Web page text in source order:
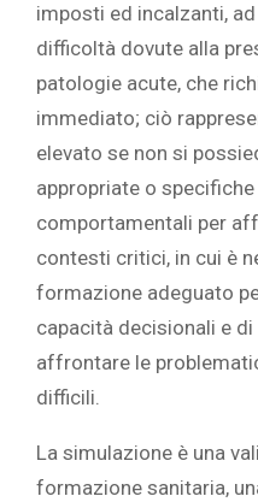
imposti ed incalzanti,
difficoltà dovute alla
patologie acute, che
immediato; ciò
elevato se non si
appropriate o
comportamentali per
contesti critici, in cui è
formazione adeguato
capacità decisionali e
affrontare le
difficili.
La simulazione è una
formazione sanitaria,